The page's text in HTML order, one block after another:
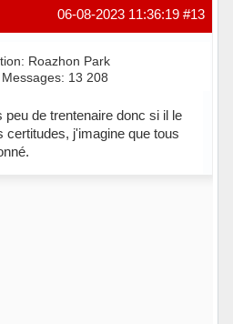
#13
06-08-2023 11:36:19
Roazhon Park
Messages: 13 208
de trentenaire donc si il le
certitudes, j'imagine que tous